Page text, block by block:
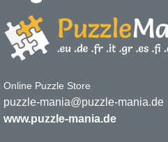
Online Puzzle Store
puzzle-mania@puzzle-mania.de
www.puzzle-mania.de